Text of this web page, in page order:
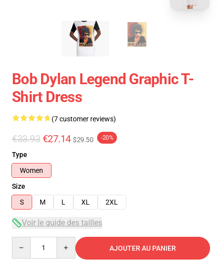
Bob Dylan Legend Graphic T-
Shirt Dress
(7 customer reviews)
€33.93 €27.14 $29.50 -20%
Type
Women
Size
S
M L XL 2XL
Voir le guide des tailles
AJOUTER AU PANIER